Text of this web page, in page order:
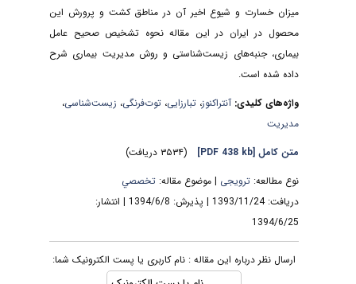
میزان خسارت و شیوع اخیر آن در مناطق کشت و پرورش این
محصول در ایران در این مقاله نحوه تشخیص صحیح عامل
بیماری، جنبه‌های زیست‌شناستی و روش‌ مدیریت بیماری شرح
داده شده است.
واژه‌های کلیدی:آنتراکنوز،تبارزایی،توت‌فرنگی،زیست‌شناسی،
مدیریت
متن کامل[PDF 438 kb]
نوع مطالعه:ترویجی| موضوع مقاله:تخصصي
دریافت: 1393/11/24 | پذیرش: 1394/6/8 | انتشار:
1394/6/25
ارسال نظر درباره این مقاله : نام کاربری یا پست الکترونیک شما: